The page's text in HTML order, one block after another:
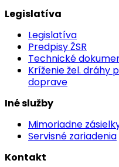
Legislatíva
Legislatíva
Predpisy ŽSR
Technické
Kríženie žel. dráhy
doprave
Iné služby
Mimoriadne
Servisné zariadenia
Kontakt